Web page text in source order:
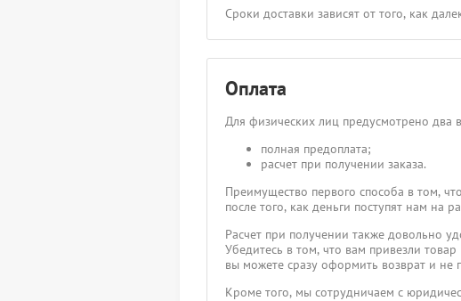
Сроки доставки зависят от того, как
Оплата
Для физических лиц предусмотрено два
полная предоплата;
расчет при получении заказа.
Преимущество первого способа в том,
после того, как деньги поступят нам на
Расчет при получении также довольно
Убедитесь в том, что вам привезли
вы можете сразу оформить возврат и не
Кроме того, мы сотрудничаем с